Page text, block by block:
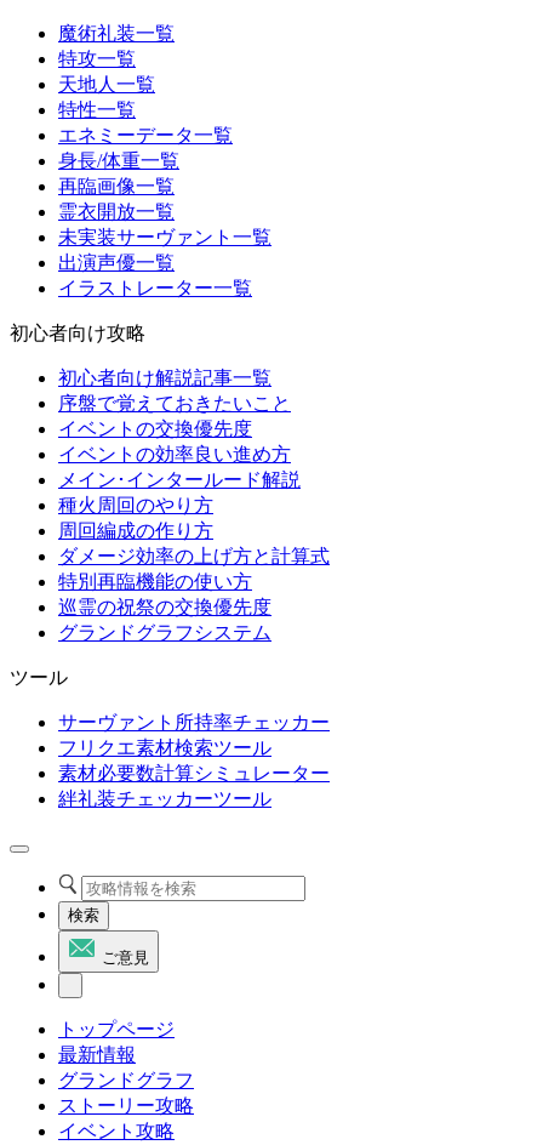
魔術礼装一覧
特攻一覧
天地人一覧
特性一覧
エネミーデータ一覧
身長/体重一覧
再臨画像一覧
霊衣開放一覧
未実装サーヴァント一覧
出演声優一覧
イラストレーター一覧
初心者向け攻略
初心者向け解説記事一覧
序盤で覚えておきたいこと
イベントの交換優先度
イベントの効率良い進め方
メイン･インタールード解説
種火周回のやり方
周回編成の作り方
ダメージ効率の上げ方と計算式
特別再臨機能の使い方
巡霊の祝祭の交換優先度
グランドグラフシステム
ツール
サーヴァント所持率チェッカー
フリクエ素材検索ツール
素材必要数計算シミュレーター
絆礼装チェッカーツール
検索
ご意見
トップページ
最新情報
グランドグラフ
ストーリー攻略
イベント攻略